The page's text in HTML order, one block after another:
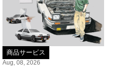
商品サービス
Aug, 08, 2026